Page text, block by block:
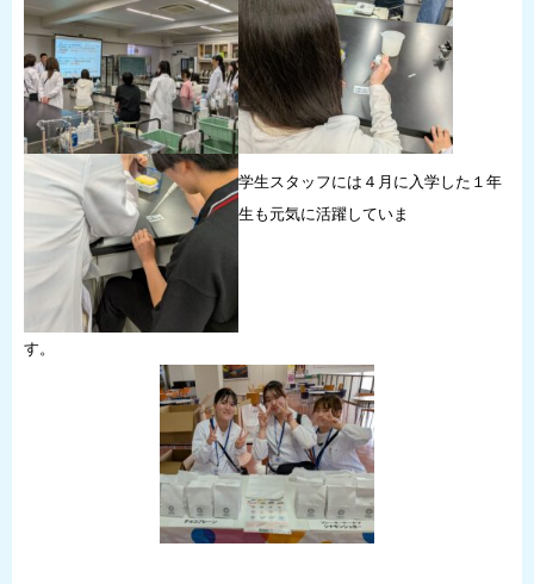
学生スタッフには４月に入学した１年
生も元気に活躍していま
す